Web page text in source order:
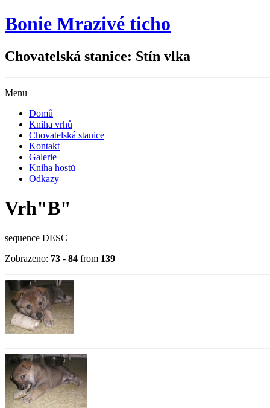
Bonie Mrazivé ticho
Chovatelská stanice: Stín vlka
Menu
Domů
Kniha vrhů
Chovatelská stanice
Kontakt
Galerie
Kniha hostů
Odkazy
Vrh"B"
sequence DESC
Zobrazeno: 73 - 84 from 139